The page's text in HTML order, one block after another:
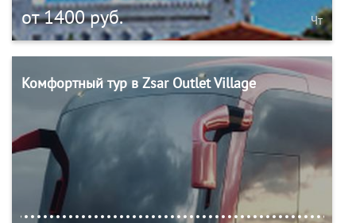
от 1400 руб. Чт
Комфортный тур в Zsar Outlet Village